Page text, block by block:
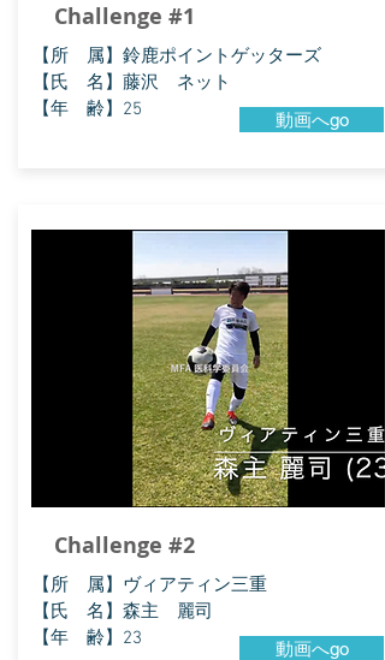
Challenge #1
​【所 属】鈴鹿ポイントゲッターズ
【氏 名】藤沢 ネット
【年 齢】25
動画へgo
Challenge #2
【所 属】ヴィアティン三重
【氏 名】森主 麗司
【年 齢】23
動画へgo